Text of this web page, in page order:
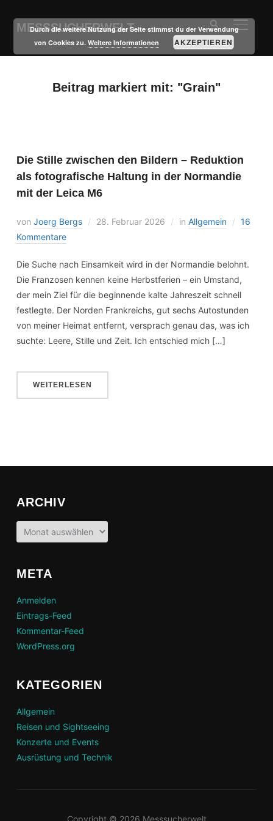
MESSSUCHERWELT
Beitrag markiert mit: "Grain"
Die Stille zwischen den Bildern – Reduktion
als fotografische Haltung in der Normandie
mit der Leica M6
von Joerg Bergs 28. Februar 2026 in Allgemein
16
Kommentare
Die Suche nach Einsamkeit wird in der Normandie belohnt.
Die Franzosen kennen keine Herbstferien – ein Umstand,
der mein Ziel für die beginnende kalte Jahreszeit schnell
festlegte. Der Norden Frankreichs, gut sechs Autostunden
von meiner Heimat entfernt, versprach genau das, was ich
suchte: Leere, Stille und Zeit. Ich entschied mich […]
WEITERLESEN
ARCHIV
Archiv
META
Anmelden
Eintrags-Feed
Kommentar-Feed
WordPress.org
KATEGORIEN
Allgemein
Reisen und Sightseeing
Konzerte und Events
Ausrüstung und Technik
Copyright © 2026 Messsucherwelt
Durch die weitere Nutzung der Seite stimmst du der Verwendung
von Cookies zu.Weitere Informationen AKZEPTIEREN